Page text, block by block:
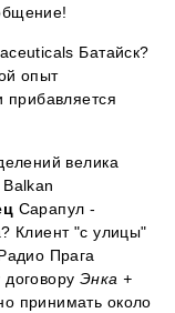
Батайск?
опыт
прибавляется
велика
Сарапул -
Клиент "с улицы"
Прага
Энка +
принимать около